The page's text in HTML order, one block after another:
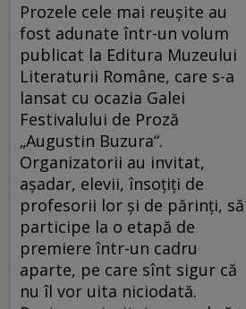
Prozele cele mai reușite au
fost adunate într-un volum
publicat la Editura Muzeului
Literaturii Române, care s-a
lansat cu ocazia Galei
Festivalului de Proză
„Augustin Buzura“.
Organizatorii au invitat,
așadar, elevii, însoțiți de
profesorii lor și de părinți, să
participe la o etapă de
premiere într-un cadru
aparte, pe care sînt sigur că
nu îl vor uita niciodată.